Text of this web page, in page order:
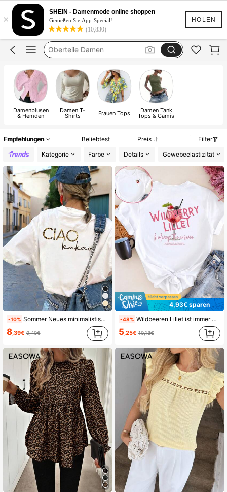
HOLEN
×
SHEIN - Damenmode online shoppen
Genießen Sie App-Special!
(10,830)
Tops Damen
Oberteile Damen
Festival Outfit Damen
Tops
Damenblusen
& Hemden
Damen T-
Shirts Frauen Tops Damen Tank
Tops & Camis
Empfehlungen Beliebtest Preis
Filter
Kategorie
Farbe Details Gewebeelastizität
-10% Sommer Neues minimalistisches Mode Leopardenmuster Buchstaben Lässig Rundhals Weiß Kurzarm T-Shirt, vielseitiges und stilvolles Top für Frauen, Alltagskleidung
8,39€ 9,40€
4,93€ sparen
-48% Wildbeeren Lillet ist immer die Antwort T-Shirt • Lillet T-Shirt • Lillet Bekleidung • Lillet Zitat T-Shirt • Trink-Witze • Geburtstagsgeschenk
5,25€ 10,18€